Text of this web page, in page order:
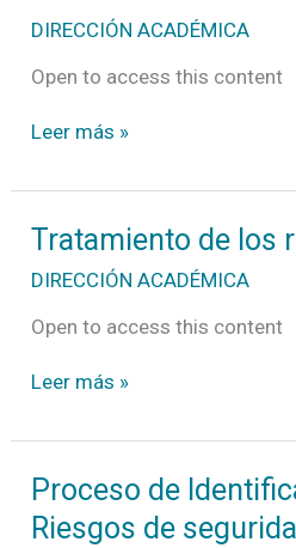
DIRECCIÓN ACADÉMICA
Open to access this content
los
utilizados
la
Seguridad
Leer más »
Tratamiento de los
DIRECCIÓN ACADÉMICA
Open to access this content
Tratamiento
de
los
Leer más »
Proceso de
Riesgos de
Proceso
de
Identificación